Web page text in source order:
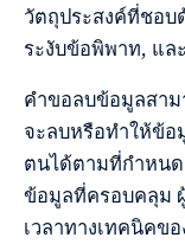
วัตถุประสงค์ที่ชอ
ระงับข้อพิพาท, แล
คำขอลบข้อมูลสาม
จะลบหรือทำให้ข้
ตนได้ตามที่กำหนด
ข้อมูลที่ครอบคลุม
เวลาทางเทคนิคข